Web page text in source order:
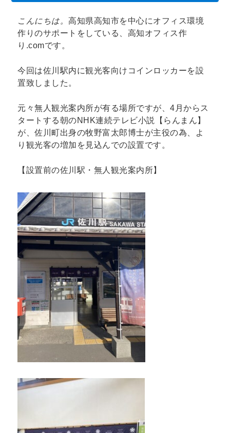
こんにちは。 高知県高知市を中心にオフィス環境
作りのサポートをしている、高知オフィス作
り.comです。
今回は佐川駅内に観光客向けコインロッカーを設
置致しました。
元々無人観光案内所が有る場所ですが、4月からス
タートする朝のNHK連続テレビ小説【らんまん】
が、佐川町出身の牧野富太郎博士が主役の為、よ
り観光客の増加を見込んでの設置です。
【設置前の佐川駅・無人観光案内所】